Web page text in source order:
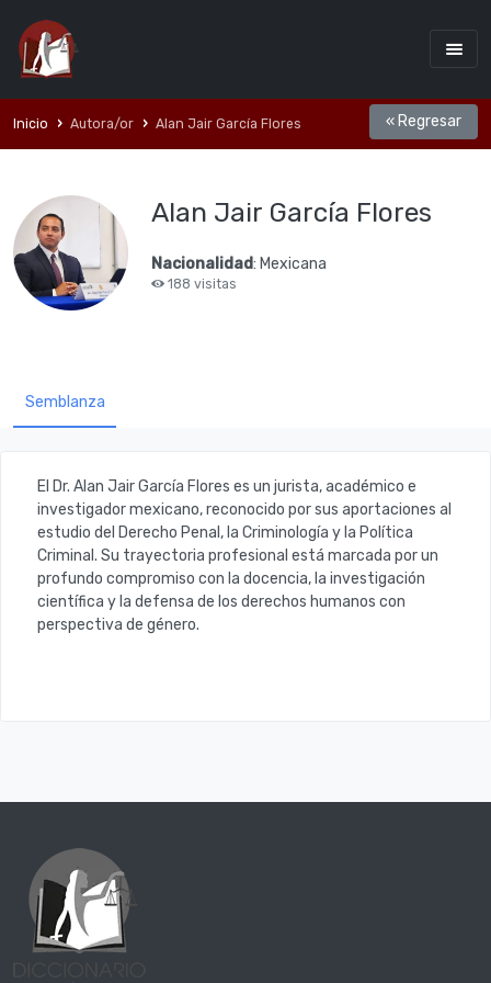
Inicio Autora/or Alan Jair García Flores « Regresar
Alan Jair García Flores
Nacionalidad: Mexicana
188 visitas
Semblanza
El Dr. Alan Jair García Flores es un jurista, académico e
investigador mexicano, reconocido por sus aportaciones al
estudio del Derecho Penal, la Criminología y la Política
Criminal . Su trayectoria profesional está marcada por un
profundo compromiso con la docencia, la investigación
científica y la defensa de los derechos humanos con
perspectiva de género.